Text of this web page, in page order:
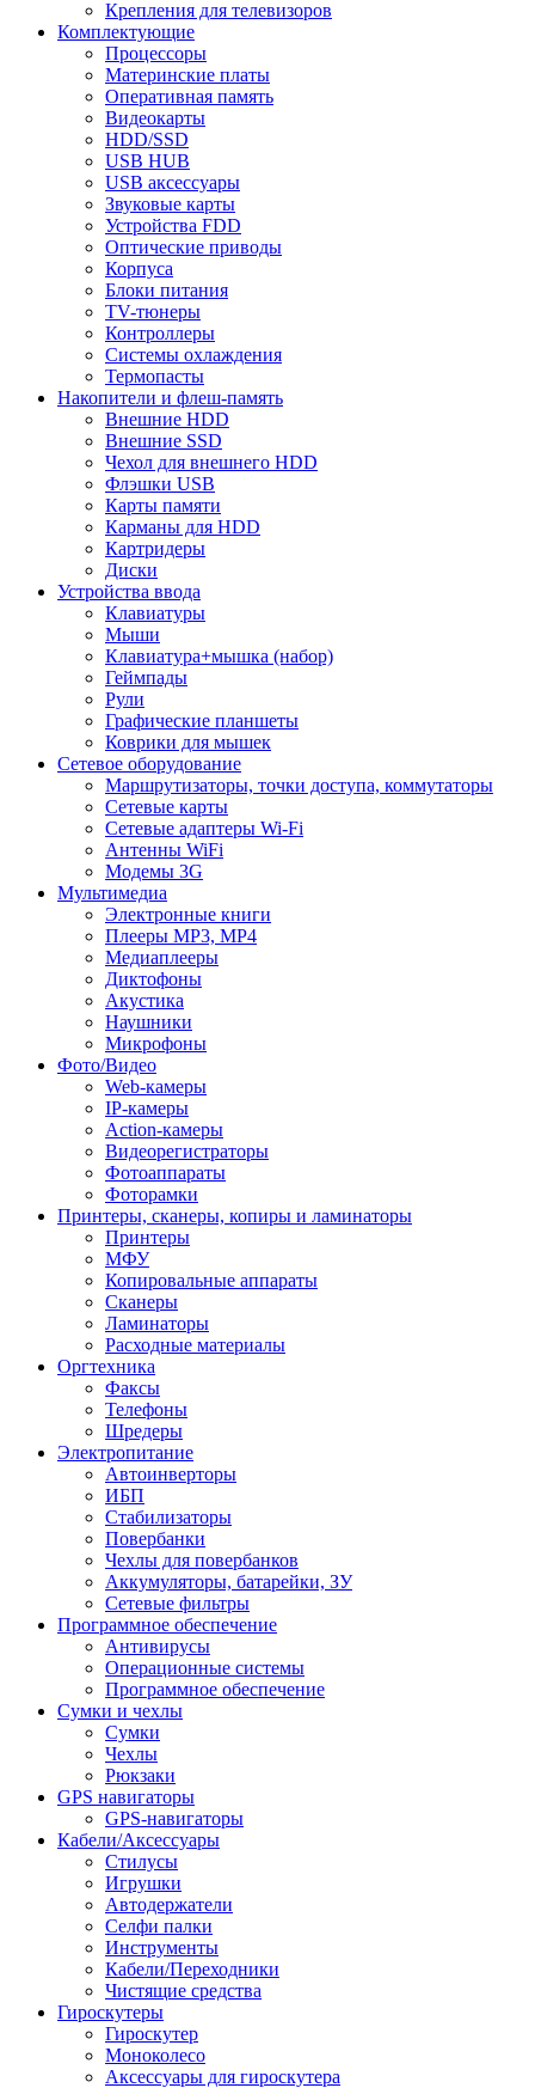
Крепления для телевизоров
Комплектующие
Процессоры
Материнские платы
Оперативная память
Видеокарты
HDD/SSD
USB HUB
USB аксессуары
Звуковые карты
Устройства FDD
Оптические приводы
Корпуса
Блоки питания
TV-тюнеры
Контроллеры
Системы охлаждения
Термопасты
Накопители и флеш-память
Внешние HDD
Внешние SSD
Чехол для внешнего HDD
Флэшки USB
Карты памяти
Карманы для HDD
Картридеры
Диски
Устройства ввода
Клавиатуры
Мыши
Клавиатура+мышка (набор)
Геймпады
Рули
Графические планшеты
Коврики для мышек
Сетевое оборудование
Маршрутизаторы, точки доступа, коммутаторы
Сетевые карты
Сетевые адаптеры Wi-Fi
Антенны WiFi
Модемы 3G
Мультимедиа
Электронные книги
Плееры MP3, MP4
Медиаплееры
Диктофоны
Акустика
Наушники
Микрофоны
Фото/Видео
Web-камеры
IP-камеры
Action-камеры
Видеорегистраторы
Фотоаппараты
Фоторамки
Принтеры, сканеры, копиры и ламинаторы
Принтеры
МФУ
Копировальные аппараты
Сканеры
Ламинаторы
Расходные материалы
Оргтехника
Факсы
Телефоны
Шредеры
Электропитание
Автоинверторы
ИБП
Стабилизаторы
Повербанки
Чехлы для повербанков
Аккумуляторы, батарейки, ЗУ
Сетевые фильтры
Программное обеспечение
Антивирусы
Операционные системы
Программное обеспечение
Сумки и чехлы
Сумки
Чехлы
Рюкзаки
GPS навигаторы
GPS-навигаторы
Кабели/Аксессуары
Стилусы
Игрушки
Автодержатели
Селфи палки
Инструменты
Кабели/Переходники
Чистящие средства
Гироскутеры
Гироскутер
Моноколесо
Аксессуары для гироскутера